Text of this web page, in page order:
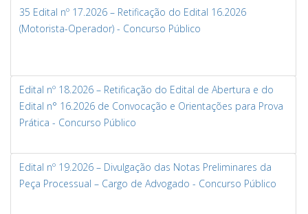
35 Edital nº 17.2026 – Retificação do Edital 16.2026
(Motorista-Operador) - Concurso Público
Edital nº 18.2026 – Retificação do Edital de Abertura e do
Edital n° 16.2026 de Convocação e Orientações para Prova
Prática - Concurso Público
Edital nº 19.2026 – Divulgação das Notas Preliminares da
Peça Processual – Cargo de Advogado - Concurso Público